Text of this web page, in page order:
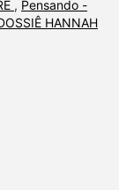
, Pensando -
HANNAH